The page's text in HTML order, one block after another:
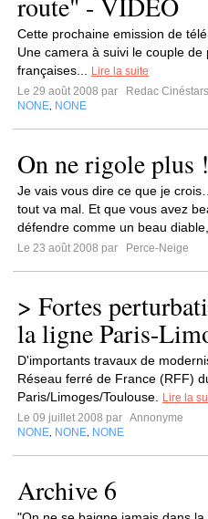
Cette prochaine emission de
Une camera à suivi le couple de
françaises...
Lire la suite
Le 29 août 2008 par
Redac
NONE NONE
On ne rigole plus !
Je vais vous dire ce que je
tout va mal. Et que vous avez
défendre comme un beau
Le 23 août 2008 par
Perce-Neige
> Fortes
la ligne Paris-
D'importants travaux de
Réseau ferré de France (RFF)
Paris/Limoges/Toulouse.
Lire la
Le 09 juillet 2008 par Annonyme
NONE NONE NONE
Archive 6